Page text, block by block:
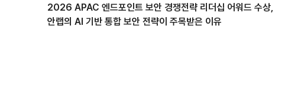
2026 APAC 엔드포인트 보안 경쟁전략 리더십 어워드 수상,
안랩의 AI 기반 통합 보안 전략이 주목받은 이유